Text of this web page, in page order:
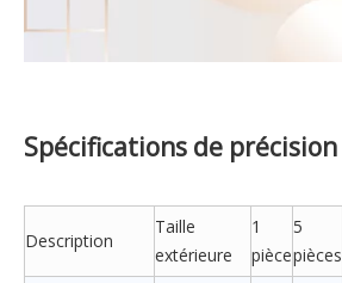
Spécifications de précision
Description
Taille
extérieure
1
pièce
5
pièces